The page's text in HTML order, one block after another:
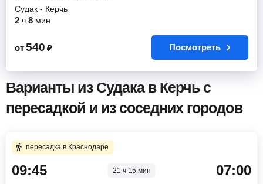
Судак - Керчь
2 ч 8 мин
от 540 ₽ Посмотреть
Варианты из Судака в Керчь с
пересадкой и из соседних городов
пересадка в Краснодаре
09:45 21 ч 15 мин 07:00